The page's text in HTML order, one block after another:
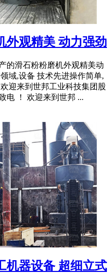
外观精美 动力强劲
的滑石粉粉磨机外观精美动
域,设备 技术先进操作简单,
迎来到世邦工业科技集团股
电 ！ 欢迎来到世邦 ...
机器设备 超细立式